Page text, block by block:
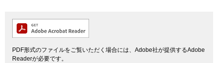
PDF形式のファイルをご覧いただく場合には、Adobe社が提供するAdobe
Readerが必要です。